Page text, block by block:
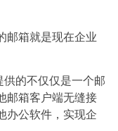
邮箱就是现在企业
供的不仅仅是一个邮
邮箱客户端无缝接
办公软件，实现企